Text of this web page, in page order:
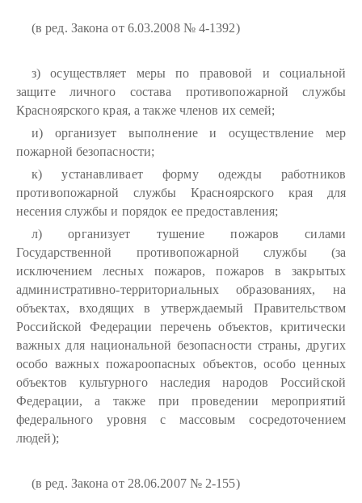
(в ред. Закона от 6.03.2008 № 4-1392)
з) осуществляет меры по правовой и социальной
защите личного состава противопожарной службы
Красноярского края, а также членов их семей;
и) организует выполнение и осуществление мер
пожарной безопасности;
к) устанавливает форму одежды работников
противопожарной службы Красноярского края для
несения службы и порядок ее предоставления;
л) организует тушение пожаров силами
Государственной противопожарной службы (за
исключением лесных пожаров, пожаров в закрытых
административно-территориальных образованиях, на
объектах, входящих в утверждаемый Правительством
Российской Федерации перечень объектов, критически
важных для национальной безопасности страны, других
особо важных пожароопасных объектов, особо ценных
объектов культурного наследия народов Российской
Федерации, а также при проведении мероприятий
федерального уровня с массовым сосредоточением
людей);
(в ред. Закона от 28.06.2007 № 2-155)